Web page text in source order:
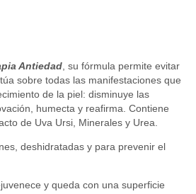
Antiedad , su fórmula permite evitar
sobre todas las manifestaciones que
de la piel: disminuye las
humecta y reafirma. Contiene
de Uva Ursi, Minerales y Urea.
deshidratadas y para prevenir el
y queda con una superficie